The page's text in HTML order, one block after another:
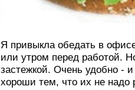
Я привыкла обедать в
или утром перед работой.
застежкой. Очень удобно -
хороши тем, что их не надо